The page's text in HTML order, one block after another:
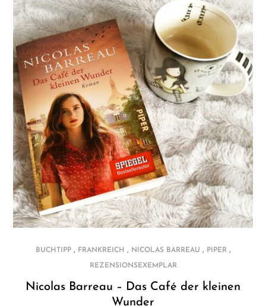
BUCHTIPP, FRANKREICH , NICOLAS BARREAU , PIPER,
REZENSIONSEXEMPLAR
Nicolas Barreau – Das Café der kleinen
Wunder